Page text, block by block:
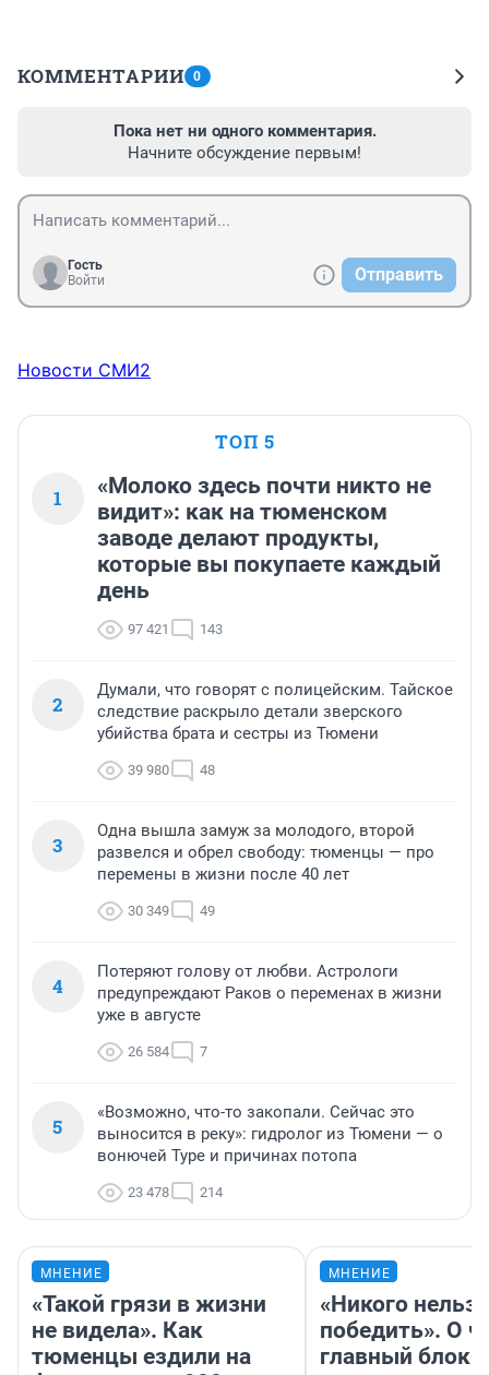
КОММЕНТАРИИ 0
Пока нет ни одного комментария.
Начните обсуждение первым!
Гость
Войти
Отправить
Новости СМИ2
ТОП 5
1
«Молоко здесь почти никто не
видит»: как на тюменском
заводе делают продукты,
которые вы покупаете каждый
день
97 421 143
2
Думали, что говорят с полицейским. Тайское
следствие раскрыло детали зверского
убийства брата и сестры из Тюмени
39 980 48
3
Одна вышла замуж за молодого, второй
развелся и обрел свободу: тюменцы — про
перемены в жизни после 40 лет
30 349 49
4
Потеряют голову от любви. Астрологи
предупреждают Раков о переменах в жизни
уже в августе
26 584 7
5
«Возможно, что-то закопали. Сейчас это
выносится в реку»: гидролог из Тюмени — о
вонючей Туре и причинах потопа
23 478 214
МНЕНИЕ
«Такой грязи в жизни
не видела». Как
тюменцы ездили на
МНЕНИЕ
«Никого нельзя
победить». О
главный